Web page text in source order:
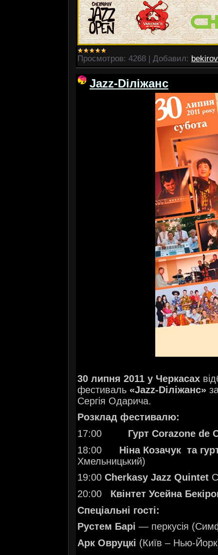
Просмотров: 4268 | Добавил: bekirov
Jazz-Dіліжанс
30 липня 2011 у Черкасах
фестиваль «Jazz-Dіліжанс»
Сергія Одарича.
Розклад фестивалю:
17:00
Гурт Corazonе de
18:00
Ніна Козачук та
Хмельницький)
19:00 Cherkasy Jazz Quintet
20:00 Квінтет Усейна
Спеціальні гості:
Рустем Барі — перкусія
Арк Овруцкі (Київ – Нью-